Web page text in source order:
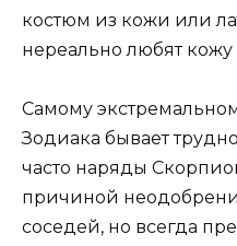
костюм из кожи или
нереально любят кожу
Самому
Зодиака бывает
часто наряды
причиной
соседей, но всегда